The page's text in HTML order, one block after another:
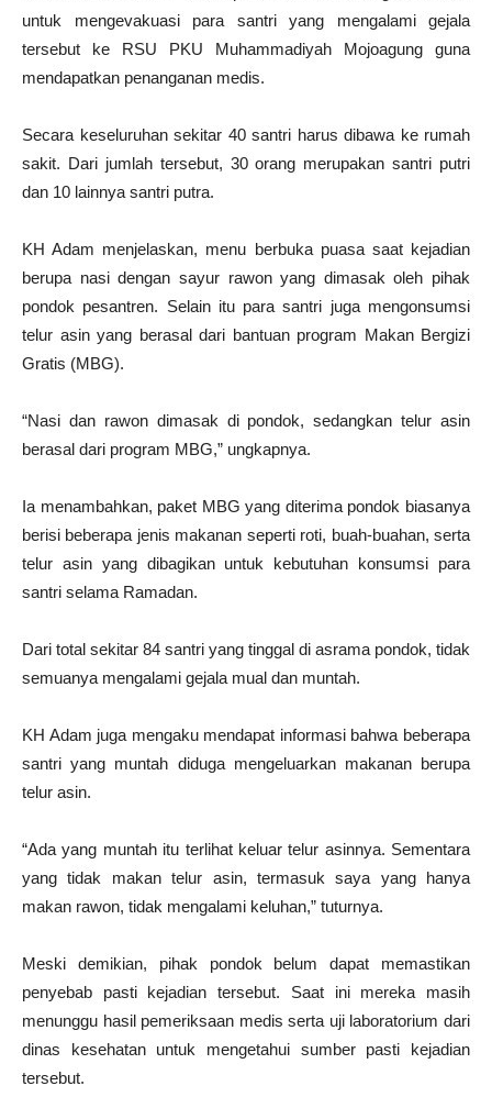
untuk mengevakuasi para santri yang mengalami gejala
tersebut ke RSU PKU Muhammadiyah Mojoagung guna
mendapatkan penanganan medis.
Secara keseluruhan sekitar 40 santri harus dibawa ke rumah
sakit. Dari jumlah tersebut, 30 orang merupakan santri putri
dan 10 lainnya santri putra.
KH Adam menjelaskan, menu berbuka puasa saat kejadian
berupa nasi dengan sayur rawon yang dimasak oleh pihak
pondok pesantren. Selain itu para santri juga mengonsumsi
telur asin yang berasal dari bantuan program Makan Bergizi
Gratis (MBG).
“Nasi dan rawon dimasak di pondok, sedangkan telur asin
berasal dari program MBG,” ungkapnya.
Ia menambahkan, paket MBG yang diterima pondok biasanya
berisi beberapa jenis makanan seperti roti, buah-buahan, serta
telur asin yang dibagikan untuk kebutuhan konsumsi para
santri selama Ramadan.
Dari total sekitar 84 santri yang tinggal di asrama pondok, tidak
semuanya mengalami gejala mual dan muntah.
KH Adam juga mengaku mendapat informasi bahwa beberapa
santri yang muntah diduga mengeluarkan makanan berupa
telur asin.
“Ada yang muntah itu terlihat keluar telur asinnya. Sementara
yang tidak makan telur asin, termasuk saya yang hanya
makan rawon, tidak mengalami keluhan,” tuturnya.
Meski demikian, pihak pondok belum dapat memastikan
penyebab pasti kejadian tersebut. Saat ini mereka masih
menunggu hasil pemeriksaan medis serta uji laboratorium dari
dinas kesehatan untuk mengetahui sumber pasti kejadian
tersebut.